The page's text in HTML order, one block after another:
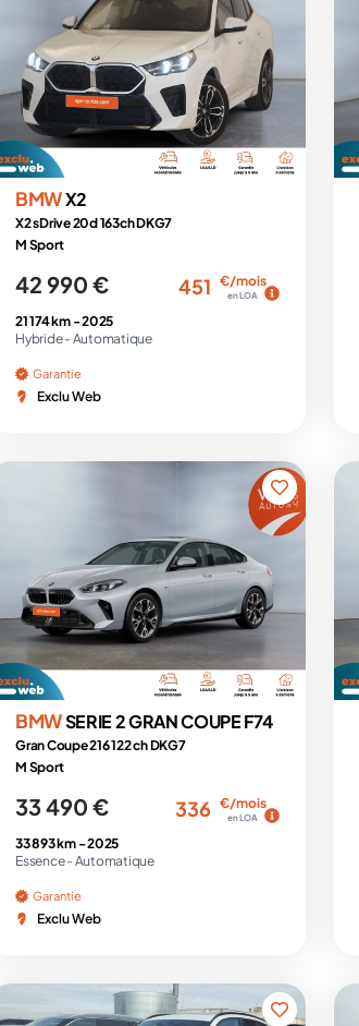
BMWX2
X2 sDrive 20d 163ch DKG7
M Sport
42 990 € 451 €/mois
en LOA
21 174 km -2025
Hybride - Automatique
Garantie
Exclu Web
BMWSERIE 2 GRAN COUPE F74
Gran Coupe 216 122 ch DKG7
M Sport
33 490 € 336 €/mois
en LOA
33 893 km -2025
Essence - Automatique
Garantie
Exclu Web